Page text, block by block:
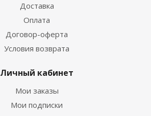
Доставка
Оплата
Договор-оферта
Условия возврата
Личный кабинет
Мои заказы
Мои подписки